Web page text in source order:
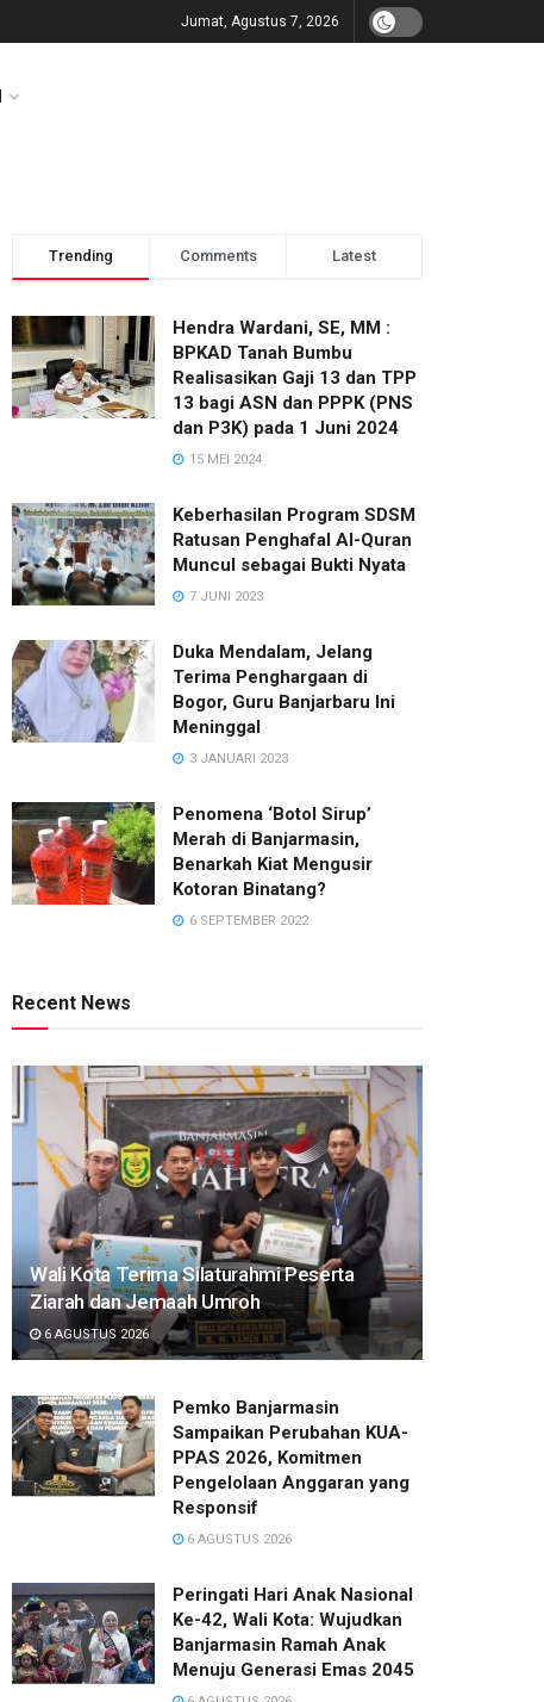
Jumat, Agustus 7, 2026
Trending Comments Latest
Hendra Wardani, SE, MM :
BPKAD Tanah Bumbu
Realisasikan Gaji 13 dan TPP
13 bagi ASN dan PPPK (PNS
dan P3K) pada 1 Juni 2024
15 MEI 2024
Keberhasilan Program SDSM
Ratusan Penghafal Al-Quran
Muncul sebagai Bukti Nyata
7 JUNI 2023
Duka Mendalam, Jelang
Terima Penghargaan di
Bogor, Guru Banjarbaru Ini
Meninggal
3 JANUARI 2023
Penomena ‘Botol Sirup’
Merah di Banjarmasin,
Benarkah Kiat Mengusir
Kotoran Binatang?
6 SEPTEMBER 2022
Recent News
Wali Kota Terima Silaturahmi Peserta
Ziarah dan Jemaah Umroh
6 AGUSTUS 2026
Pemko Banjarmasin
Sampaikan Perubahan KUA-
PPAS 2026, Komitmen
Pengelolaan Anggaran yang
Responsif
6 AGUSTUS 2026
Peringati Hari Anak Nasional
Ke-42, Wali Kota: Wujudkan
Banjarmasin Ramah Anak
Menuju Generasi Emas 2045